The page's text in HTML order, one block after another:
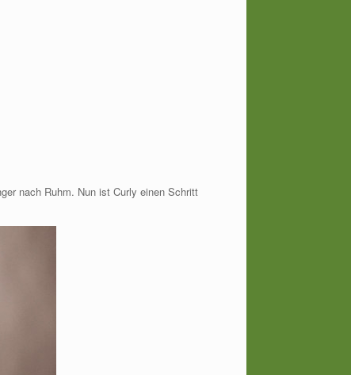
nach Ruhm. Nun ist Curly einen Schritt